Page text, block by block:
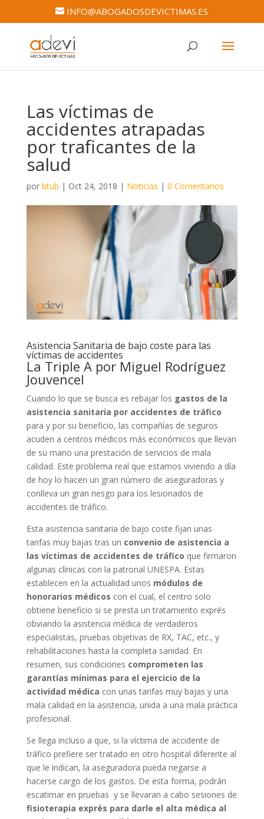
INFO@ABOGADOSDEVICTIMAS.ES
Las víctimas de
accidentes atrapadas
por traficantes de la
salud
por btub | Oct 24, 2018 | Noticias | 0 Comentarios
Asistencia Sanitaria de bajo coste para las
víctimas de accidentes
La Triple A por Miguel Rodríguez
Jouvencel
Cuando lo que se busca es rebajar los gastos de la
asistencia sanitaria por accidentes de tráfico
para y por su beneficio, las compañías de seguros
acuden a centros médicos más económicos que llevan
de su mano una prestación de servicios de mala
calidad. Este problema real que estamos viviendo a día
de hoy lo hacen un gran número de aseguradoras y
conlleva un gran riesgo para los lesionados de
accidentes de tráfico.
Esta asistencia sanitaria de bajo coste fijan unas
tarifas muy bajas tras un convenio de asistencia a
las víctimas de accidentes de tráfico que firmaron
algunas clínicas con la patronal UNESPA. Estas
establecen en la actualidad unos módulos de
honorarios médicos con el cual, el centro solo
obtiene beneficio si se presta un tratamiento exprés
obviando la asistencia médica de verdaderos
especialistas, pruebas objetivas de RX, TAC, etc., y
rehabilitaciones hasta la completa sanidad. En
resumen, sus condiciones comprometen las
garantías mínimas para el ejercicio de la
actividad médica con unas tarifas muy bajas y una
mala calidad en la asistencia, unida a una mala práctica
profesional.
Se llega incluso a que, si la víctima de accidente de
tráfico prefiere ser tratado en otro hospital diferente al
que le indican, la aseguradora pueda negarse a
hacerse cargo de los gastos. De esta forma, podrán
escatimar en pruebas y se llevaran a cabo sesiones de
fisioterapia exprés para darle el alta médica al